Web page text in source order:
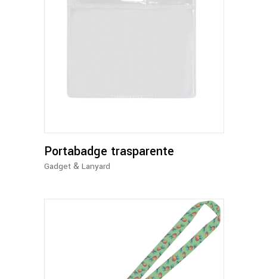
Portabadge trasparente
Gadget & Lanyard